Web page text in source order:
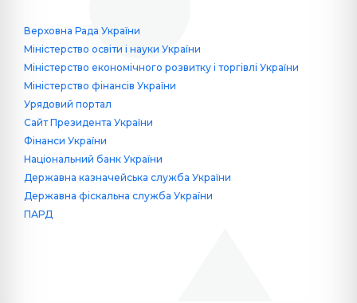
Верховна Рада України
Міністерство освіти і науки України
Міністерство економічного розвитку і торгівлі України
Міністерство фінансів України
Урядовий портал
Сайт Президента України
Фінанси України
Національний банк України
Державна казначейська служба України
Державна фіскальна служба України
ПАРД